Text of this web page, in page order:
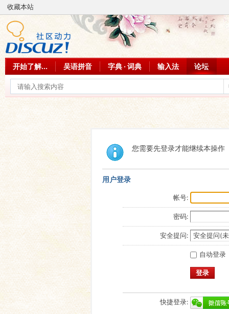
收藏本站
开始了解... 吴语拼音 字典 · 词典 输入法 论坛
您需要先登录才能继续本操作
用户登录
帐号:
密码:
安全提问:
自动登录
登录
快捷登录: